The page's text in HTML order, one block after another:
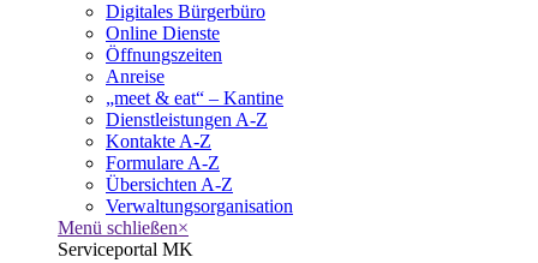
Digitales Bürgerbüro
Online Dienste
Öffnungszeiten
Anreise
„meet & eat“ – Kantine
Dienstleistungen A-Z
Kontakte A-Z
Formulare A-Z
Übersichten A-Z
Verwaltungsorganisation
Menü schließen×
Serviceportal MK